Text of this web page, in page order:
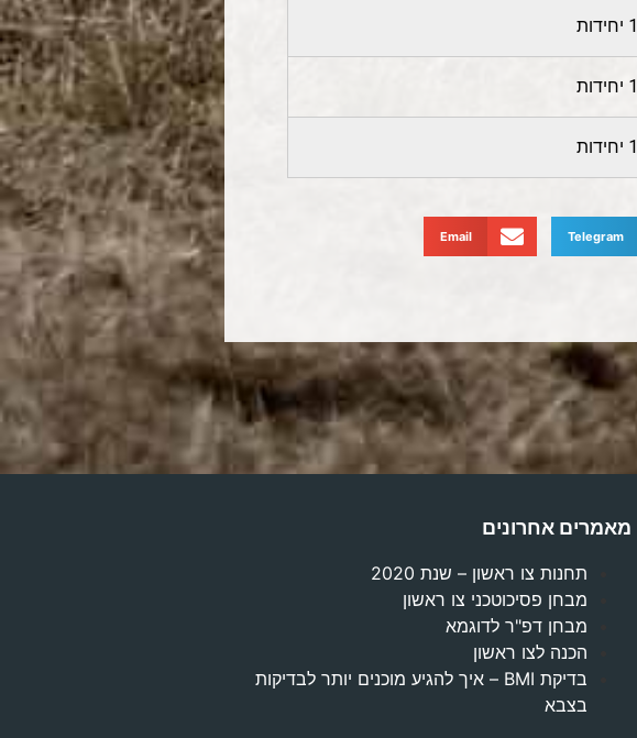
1 יחידות
1 יחידות
1 יחידות
Telegram
Email
מאמרים אחרונים
תחנות צו ראשון – שנת 2020
מבחן פסיכוטכני צו ראשון
מבחן דפ"ר לדוגמא
הכנה לצו ראשון
בדיקת BMI – איך להגיע מוכנים יותר לבדיקות
בצבא